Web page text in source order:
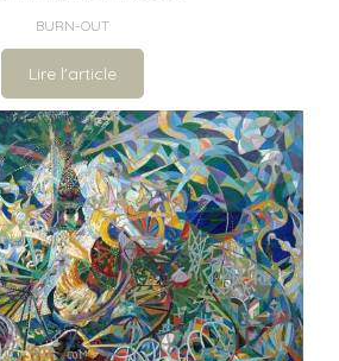
BURN-OUT
Lire l'article